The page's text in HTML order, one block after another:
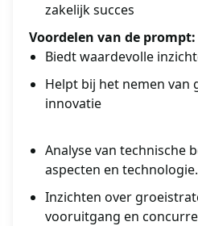
zakelijk succes
Voordelen van de prompt:
Biedt waardevolle
Helpt bij het nemen
innovatie
Analyse van technische
aspecten en technologie.
Inzichten over
vooruitgang en